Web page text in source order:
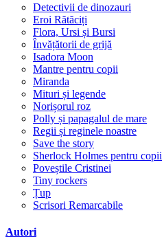
Detectivii de dinozauri
Eroi Rătăciți
Flora, Ursi și Bursi
Învățătorii de grijă
Isadora Moon
Mantre pentru copii
Miranda
Mituri și legende
Norișorul roz
Polly și papagalul de mare
Regii și reginele noastre
Save the story
Sherlock Holmes pentru copii
Poveștile Cristinei
Tiny rockers
Țup
Scrisori Remarcabile
Autori